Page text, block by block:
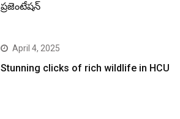
ప్రజెంటేషన్
April 4, 2025
Stunning clicks of rich wildlife in HCU